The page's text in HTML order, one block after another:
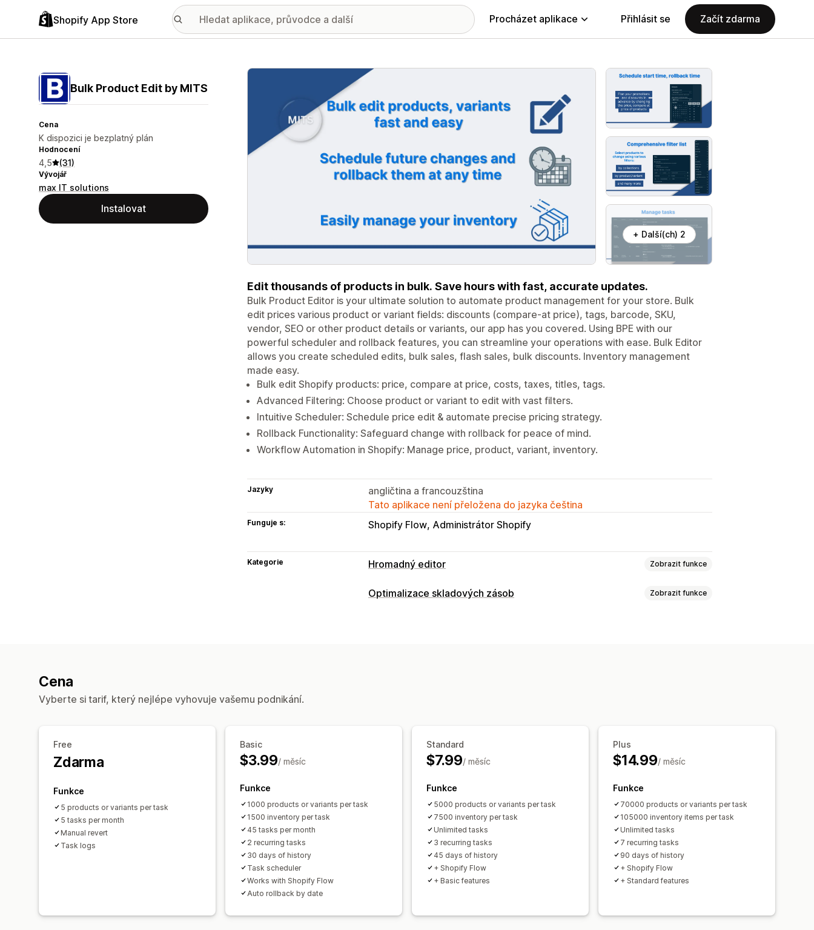
Shopify App Store Procházet aplikace Přihlásit se Začít zdarma
Bulk Product Edit by MITS
Cena
K dispozici je bezplatný plán
Hodnocení
4,5 (31)
Vývojář
max IT solutions
Instalovat
Galerie propagovaných obrázků
+ Další(ch) 2
Edit thousands of products in bulk. Save hours with fast, accurate updates.
Bulk Product Editor is your ultimate solution to automate product management for your store. Bulk
edit prices various product or variant fields: discounts (compare-at price), tags, barcode, SKU,
vendor, SEO or other product details or variants, our app has you covered. Using BPE with our
powerful scheduler and rollback features, you can streamline your operations with ease. Bulk Editor
allows you create scheduled edits, bulk sales, flash sales, bulk discounts. Inventory management
made easy.
Bulk edit Shopify products: price, compare at price, costs, taxes, titles, tags.
Advanced Filtering: Choose product or variant to edit with vast filters.
Intuitive Scheduler: Schedule price edit & automate precise pricing strategy.
Rollback Functionality: Safeguard change with rollback for peace of mind.
Workflow Automation in Shopify: Manage price, product, variant, inventory.
Jazyky
angličtina a francouzština
Tato aplikace není přeložena do jazyka čeština
Funguje s: Shopify Flow Administrátor Shopify
Kategorie Hromadný editor Zobrazit funkce
Upravitelné zdroje
Optimalizace skladových zásob Zobrazit funkce
Cena
Vyberte si tarif, který nejlépe vyhovuje vašemu podnikání.
Free
Zdarma
Funkce
5 products or variants per task
5 tasks per month
Manual revert
Task logs
Basic
$3.99/ měsíc
Funkce
1000 products or variants per task
1500 inventory per task
45 tasks per month
2 recurring tasks
30 days of history
Task scheduler
Works with Shopify Flow
Auto rollback by date
Standard
$7.99/ měsíc
Funkce
5000 products or variants per task
7500 inventory per task
Unlimited tasks
3 recurring tasks
45 days of history
+ Shopify Flow
+ Basic features
Plus
$14.99/ měsíc
Funkce
70000 products or variants per task
105000 inventory items per task
Unlimited tasks
7 recurring tasks
90 days of history
+ Shopify Flow
+ Standard features